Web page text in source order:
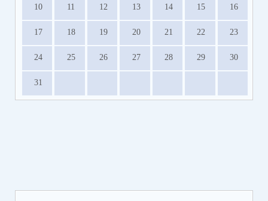
10 11 12 13 14 15 16
17 18 19 20 21 22 23
24 25 26 27 28 29 30
31